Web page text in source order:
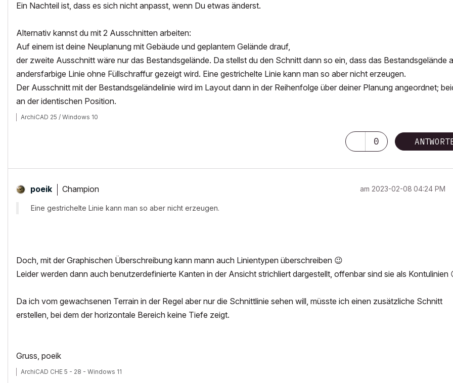
Ein Nachteil ist, dass es sich nicht anpasst, wenn Du etwas änderst.
Alternativ kannst du mit 2 Ausschnitten arbeiten:
Auf einem ist deine Neuplanung mit Gebäude und geplantem Gelände drauf,
der zweite Ausschnitt wäre nur das Bestandsgelände. Da stellst du den Schnitt dann so ein, dass das Bestandsgelände
andersfarbige Linie ohne Füllschraffur gezeigt wird. Eine gestrichelte Linie kann man so aber nicht erzeugen.
Der Ausschnitt mit der Bestandsgeländelinie wird im Layout dann in der Reihenfolge über deiner Planung angeordnet;
an der identischen Position.
ArchiCAD 25 / Windows 10
0
poeik Champion am ‎2023-02-08 04:24 PM
Eine gestrichelte Linie kann man so aber nicht erzeugen.
Doch, mit der Graphischen Überschreibung kann mann auch Linientypen überschreiben 😉
Leider werden dann auch benutzerdefinierte Kanten in der Ansicht strichliert dargestellt, offenbar sind sie als Kontulinien
Da ich vom gewachsenen Terrain in der Regel aber nur die Schnittlinie sehen will, müsste ich einen zusätzliche Schnitt
erstellen, bei dem der horizontale Bereich keine Tiefe zeigt.
Gruss, poeik
ArchiCAD CHE 5 - 28 - Windows 11